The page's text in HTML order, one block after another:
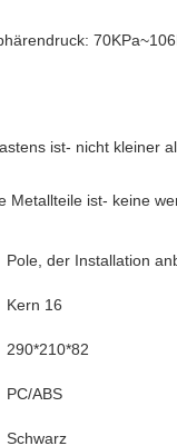
ist- nicht kleiner
Metallteile ist- keine
Pole, der Installation
Kern 16
290*210*82
PC/ABS
Schwarz